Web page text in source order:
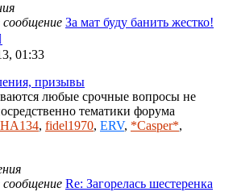
сообщение За мат буду банить жестко!
к
сообщению
01:33
призывы
любые срочные вопросы не
тематики форума
, fidel1970, ERV, *Casper*,
сообщение Re: Загорелась шестеренка